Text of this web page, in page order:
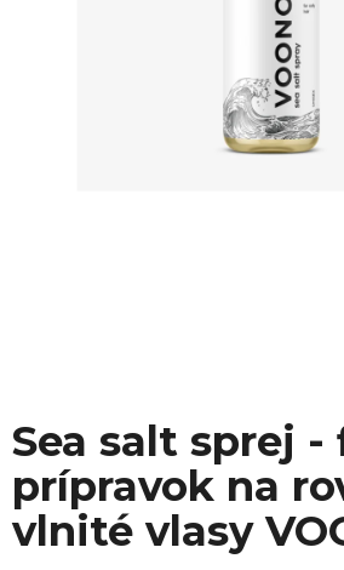
Sea salt sprej -
prípravok na
vlnité vlasy